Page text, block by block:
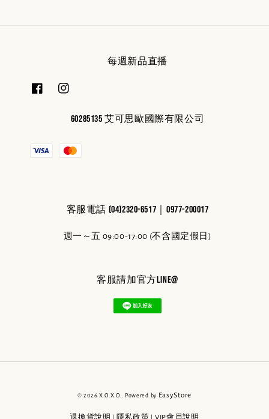
每週新品直播
60285135 艾可思歐國際有限公司
客服電話 (04)2320-6517｜0977-200017
週一～五 09:00-17:00 (不含國定假日)
客服請加官方line@
© 2026 X.O.X.O.. Powered by EasyStore